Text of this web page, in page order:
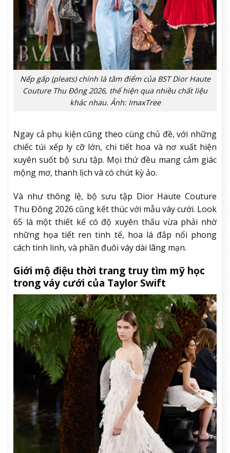
Nếp gấp (pleats) chính là tâm điểm của BST Dior Haute
Couture Thu Đông 2026, thể hiện qua nhiều chất liệu
khác nhau. Ảnh: ImaxTree
Ngay cả phụ kiện cũng theo cùng chủ đề, với những
chiếc túi xếp ly cỡ lớn, chi tiết hoa và nơ xuất hiện
xuyên suốt bộ sưu tập. Mọi thứ đều mang cảm giác
mộng mơ, thanh lịch và có chút kỳ ảo.
Và như thông lệ, bộ sưu tập Dior Haute Couture
Thu Đông 2026 cũng kết thúc với mẫu váy cưới. Look
65 là một thiết kế có độ xuyên thấu vừa phải nhờ
những họa tiết ren tinh tế, hoa lá đắp nổi phong
cách tinh linh, và phần đuôi váy dài lãng mạn.
Giới mộ điệu thời trang truy tìm mỹ học
trong váy cưới của Taylor Swift